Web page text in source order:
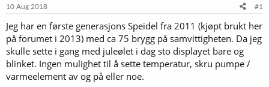
t
e
r
o
10 Aug 2018 #1
Jeg har en første generasjons Speidel fra 2011 (kjøpt brukt her
på forumet i 2013) med ca 75 brygg på samvittigheten. Da jeg
skulle sette i gang med juleølet i dag sto displayet bare og
blinket. Ingen mulighet til å sette temperatur, skru pumpe /
varmeelement av og på eller noe.